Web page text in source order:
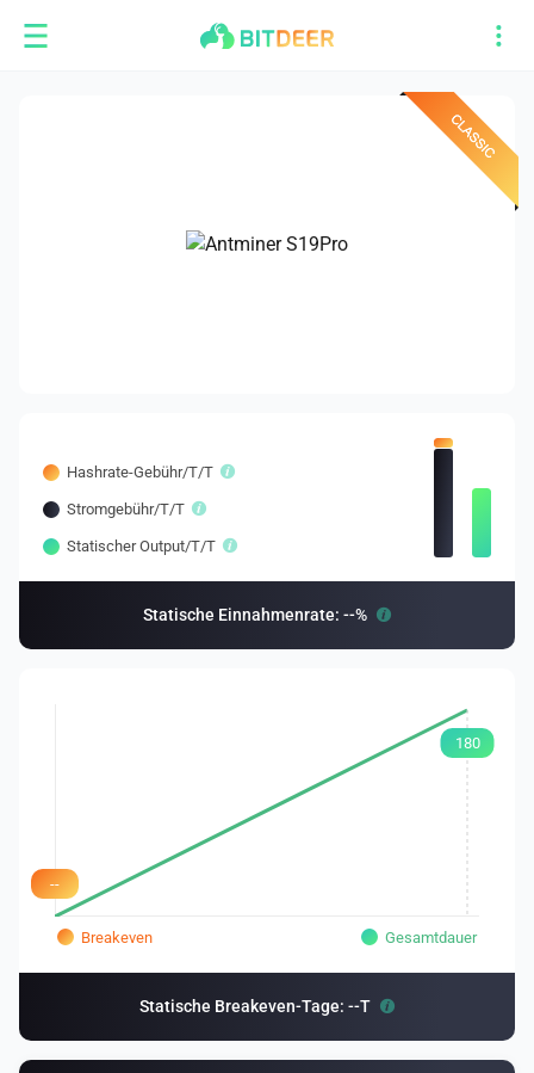
Hashrate-Gebühr/T/T
Stromgebühr/T/T
Statischer Output/T/T
Statische Einnahmenrate: --%
180
--
Breakeven Gesamtdauer
Statische Breakeven-Tage: --T